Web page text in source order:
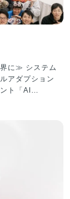
界トップクラ
けて成果報酬
アントを獲得
客様と取引を
ているのが課
開発提供
。
テム
アダプション
ト「AI
ルなDXを現場
人のエンター
いいのかをス